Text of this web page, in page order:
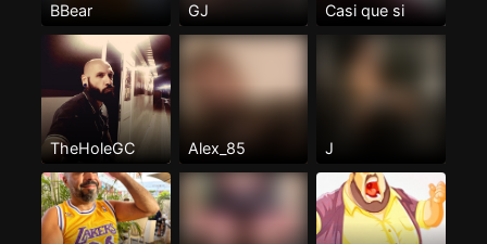
BBear GJ Casi que si
TheHoleGC Alex_85 J